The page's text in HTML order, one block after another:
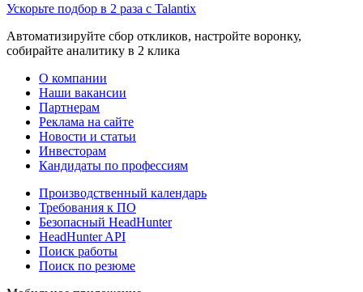
Ускорьте подбор в 2 раза с Talantix
Автоматизируйте сбор откликов, настройте воронку,
собирайте аналитику в 2 клика
О компании
Наши вакансии
Партнерам
Реклама на сайте
Новости и статьи
Инвесторам
Кандидаты по профессиям
Производственный календарь
Требования к ПО
Безопасный HeadHunter
HeadHunter API
Поиск работы
Поиск по резюме